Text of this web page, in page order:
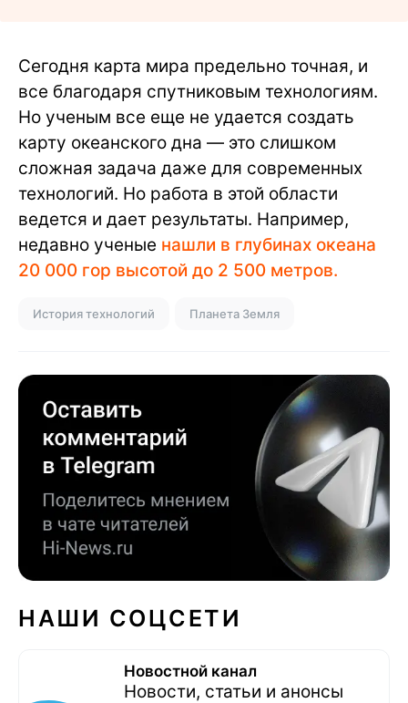
Сегодня карта мира предельно точная, и
все благодаря спутниковым технологиям.
Но ученым все еще не удается создать
карту океанского дна — это слишком
сложная задача даже для современных
технологий. Но работа в этой области
ведется и дает результаты. Например,
недавно ученые нашли в глубинах океана
20 000 гор высотой до 2 500 метров.
История технологий Планета Земля
НАШИ СОЦСЕТИ
Новостной канал
Новости, статьи и анонсы